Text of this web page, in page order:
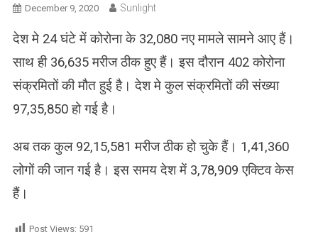
December 9, 2020 Sunlight
देश मे 24 घंटे में कोरोना के 32,080 नए मामले सामने आए हैं।
साथ ही 36,635 मरीज ठीक हुए हैं। इस दौरान 402 कोरोना
संक्रमितों की मौत हुई है। देश मे कुल संक्रमितों की संख्या
97,35,850 हो गई है।
अब तक कुल 92,15,581 मरीज ठीक हो चुके हैं। 1,41,360
लोगों की जान गई है। इस समय देश में 3,78,909 एक्टिव केस
हैं।
Post Views: 591